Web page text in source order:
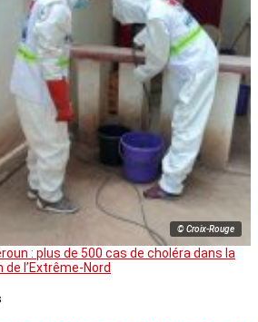
© Croix-Rouge
: plus de 500 cas de choléra dans la
de l’Extrême-Nord